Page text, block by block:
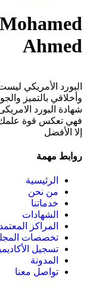
Ahmed
البورد الأمريكي
وأخلاقي بالتميز
شهادة البورد
فهي تعكس قوة
إلا الأفضل
روابط مهمة
الرئيسية
من نحن
خدماتنا
الشهادات
المراكز
تخصصات
تسجيل
المدونة
تواصل معنا